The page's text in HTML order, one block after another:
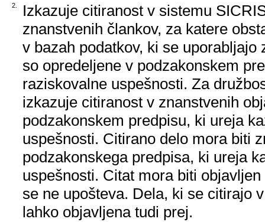
2.
Izkazuje citiranost v sistemu
znanstvenih člankov, za katere
v bazah podatkov, ki se
so opredeljene v podzakonskem
raziskovalne uspešnosti. Za
izkazuje citiranost v znanstvenih
podzakonskem predpisu, ki ureja
uspešnosti. Citirano delo mora biti
podzakonskega predpisa, ki ureja
uspešnosti. Citat mora biti
se ne upošteva. Dela, ki se citirajo
lahko objavljena tudi prej.